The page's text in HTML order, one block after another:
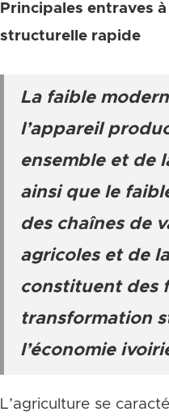
Principales entraves
structurelle rapide
La faible
l’appareil
ensemble et de
ainsi que le
des chaînes de
agricoles et de
constituent des
transformation
l’économie
L’agriculture se